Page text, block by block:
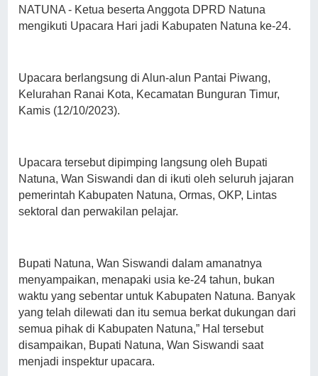
NATUNA - Ketua beserta Anggota DPRD Natuna
mengikuti Upacara Hari jadi Kabupaten Natuna ke-24.
Upacara berlangsung di Alun-alun Pantai Piwang,
Kelurahan Ranai Kota, Kecamatan Bunguran Timur,
Kamis (12/10/2023).
Upacara tersebut dipimping langsung oleh Bupati
Natuna, Wan Siswandi dan di ikuti oleh seluruh jajaran
pemerintah Kabupaten Natuna, Ormas, OKP, Lintas
sektoral dan perwakilan pelajar.
Bupati Natuna, Wan Siswandi dalam amanatnya
menyampaikan, menapaki usia ke-24 tahun, bukan
waktu yang sebentar untuk Kabupaten Natuna. Banyak
yang telah dilewati dan itu semua berkat dukungan dari
semua pihak di Kabupaten Natuna,” Hal tersebut
disampaikan, Bupati Natuna, Wan Siswandi saat
menjadi inspektur upacara.